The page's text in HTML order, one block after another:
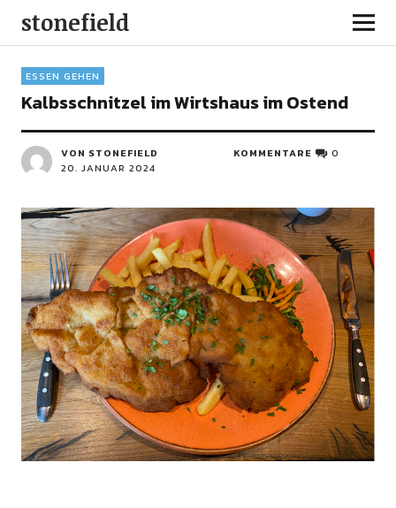
stonefield
ESSEN GEHEN
Kalbsschnitzel im Wirtshaus im Ostend
VON STONEFIELD
20. JANUAR 2024
KOMMENTARE 0